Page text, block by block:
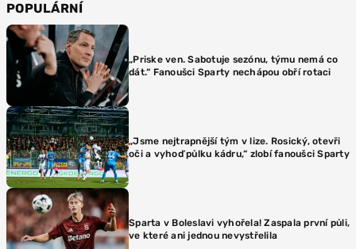
POPULÁRNÍ
„Priske ven. Sabotuje sezónu, týmu nemá co
dát.“ Fanoušci Sparty nechápou obří rotaci
„Jsme nejtrapnější tým v lize. Rosický, otevři
oči a vyhoď půlku kádru,“ zlobí fanoušci Sparty
Sparta v Boleslavi vyhořela! Zaspala první půli,
ve které ani jednou nevystřelila